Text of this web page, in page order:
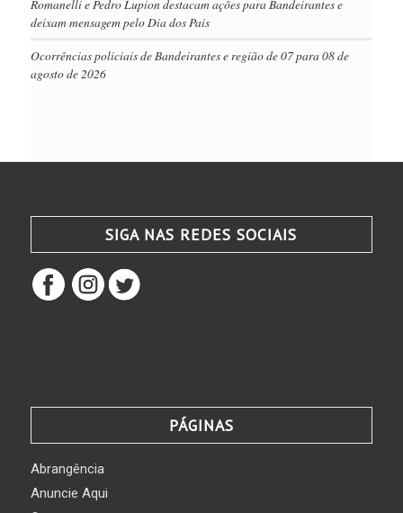
Romanelli e Pedro Lupion destacam ações para Bandeirantes e
deixam mensagem pelo Dia dos Pais
Ocorrências policiais de Bandeirantes e região de 07 para 08 de
agosto de 2026
SIGA NAS REDES SOCIAIS
PÁGINAS
Abrangência
Anuncie Aqui